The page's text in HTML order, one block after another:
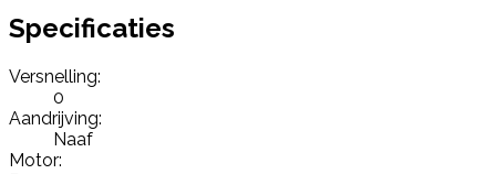
Specificaties
Versnelling:
0
Aandrijving:
Naaf
Motor: